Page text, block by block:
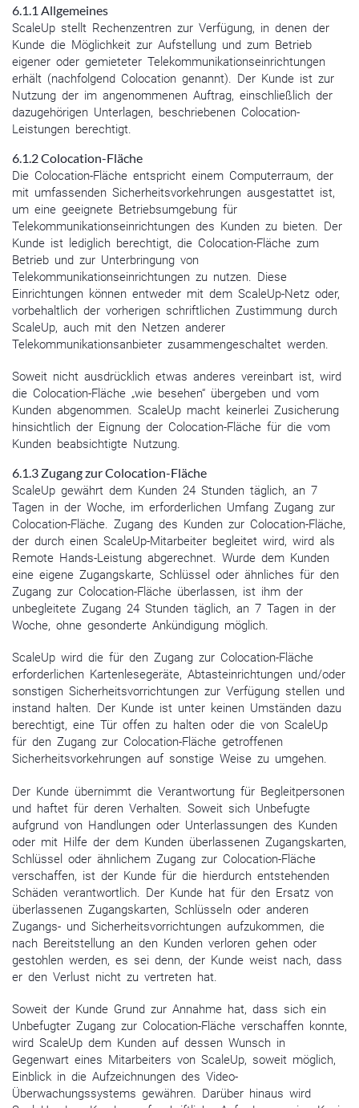
6.1.1 Allgemeines
ScaleUp stellt Rechenzentren zur Verfügung, in denen der
Kunde die Möglichkeit zur Aufstellung und zum Betrieb
eigener oder gemieteter Telekommunikationseinrichtungen
erhält (nachfolgend Colocation genannt). Der Kunde ist zur
Nutzung der im angenommenen Auftrag, einschließlich der
dazugehörigen Unterlagen, beschriebenen Colocation-
Leistungen berechtigt.
6.1.2 Colocation-Fläche
Die Colocation-Fläche entspricht einem Computerraum, der
mit umfassenden Sicherheitsvorkehrungen ausgestattet ist,
um eine geeignete Betriebsumgebung für
Telekommunikationseinrichtungen des Kunden zu bieten. Der
Kunde ist lediglich berechtigt, die Colocation-Fläche zum
Betrieb und zur Unterbringung von
Telekommunikationseinrichtungen zu nutzen. Diese
Einrichtungen können entweder mit dem ScaleUp-Netz oder,
vorbehaltlich der vorherigen schriftlichen Zustimmung durch
ScaleUp, auch mit den Netzen anderer
Telekommunikationsanbieter zusammengeschaltet werden.
Soweit nicht ausdrücklich etwas anderes vereinbart ist, wird
die Colocation-Fläche „wie besehen“ übergeben und vom
Kunden abgenommen. ScaleUp macht keinerlei Zusicherung
hinsichtlich der Eignung der Colocation-Fläche für die vom
Kunden beabsichtigte Nutzung.
6.1.3 Zugang zur Colocation-Fläche
ScaleUp gewährt dem Kunden 24 Stunden täglich, an 7
Tagen in der Woche, im erforderlichen Umfang Zugang zur
Colocation-Fläche. Zugang des Kunden zur Colocation-Fläche,
der durch einen ScaleUp-Mitarbeiter begleitet wird, wird als
Remote Hands-Leistung abgerechnet. Wurde dem Kunden
eine eigene Zugangskarte, Schlüssel oder ähnliches für den
Zugang zur Colocation-Fläche überlassen, ist ihm der
unbegleitete Zugang 24 Stunden täglich, an 7 Tagen in der
Woche, ohne gesonderte Ankündigung möglich.
ScaleUp wird die für den Zugang zur Colocation-Fläche
erforderlichen Kartenlesegeräte, Abtasteinrichtungen und/oder
sonstigen Sicherheitsvorrichtungen zur Verfügung stellen und
instand halten. Der Kunde ist unter keinen Umständen dazu
berechtigt, eine Tür offen zu halten oder die von ScaleUp
für den Zugang zur Colocation-Fläche getroffenen
Sicherheitsvorkehrungen auf sonstige Weise zu umgehen.
Der Kunde übernimmt die Verantwortung für Begleitpersonen
und haftet für deren Verhalten. Soweit sich Unbefugte
aufgrund von Handlungen oder Unterlassungen des Kunden
oder mit Hilfe der dem Kunden überlassenen Zugangskarten,
Schlüssel oder ähnlichem Zugang zur Colocation-Fläche
verschaffen, ist der Kunde für die hierdurch entstehenden
Schäden verantwortlich. Der Kunde hat für den Ersatz von
überlassenen Zugangskarten, Schlüsseln oder anderen
Zugangs- und Sicherheitsvorrichtungen aufzukommen, die
nach Bereitstellung an den Kunden verloren gehen oder
gestohlen werden, es sei denn, der Kunde weist nach, dass
er den Verlust nicht zu vertreten hat.
Soweit der Kunde Grund zur Annahme hat, dass sich ein
Unbefugter Zugang zur Colocation-Fläche verschaffen konnte,
wird ScaleUp dem Kunden auf dessen Wunsch in
Gegenwart eines Mitarbeiters von ScaleUp, soweit möglich,
Einblick in die Aufzeichnungen des Video-
Überwachungssystems gewähren. Darüber hinaus wird